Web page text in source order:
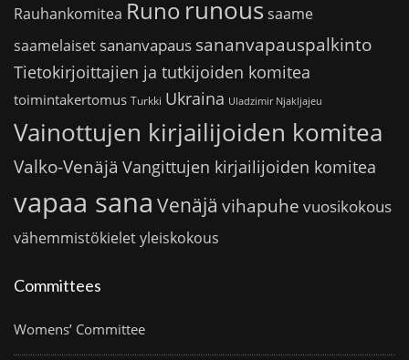
Rauhankomitea Runo runoussaame
saamelaiset sananvapaus sananvapauspalkinto
Tietokirjoittajien ja tutkijoiden komitea
toimintakertomus Turkki Ukraina Uladzimir Njakljajeu
Vainottujen kirjailijoiden komitea
Valko-Venäjä Vangittujen kirjailijoiden komitea
vapaa sana Venäjä vihapuhe vuosikokous
vähemmistökieletyleiskokous
Committees
Womens’ Committee